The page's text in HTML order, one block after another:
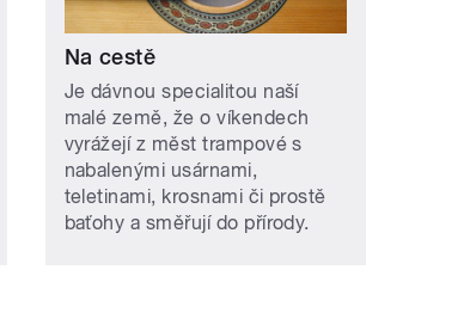
Na cestě
Je dávnou specialitou naší
malé země, že o víkendech
vyrážejí z měst trampové s
nabalenými usárnami,
teletinami, krosnami či prostě
baťohy a směřují do přírody.